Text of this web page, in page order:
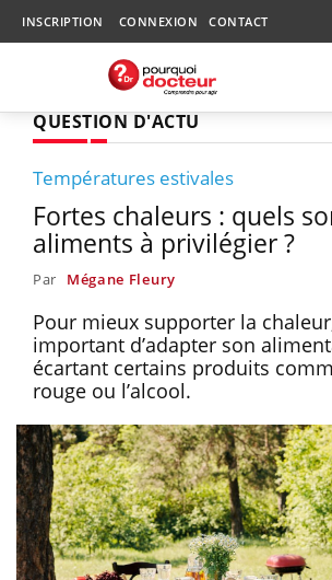
INSCRIPTION CONNEXION CONTACT
QUESTION D'ACTU
Températures estivales
Fortes chaleurs : quels
aliments à privilégier ?
Par Mégane Fleury
Pour mieux supporter la
important d’adapter son
écartant certains produits
rouge ou l’alcool.